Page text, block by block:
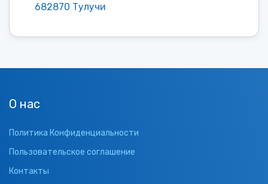
682870 Тулучи
О нас
Политика Конфиденциальности
Пользовательское соглашение
Контакты